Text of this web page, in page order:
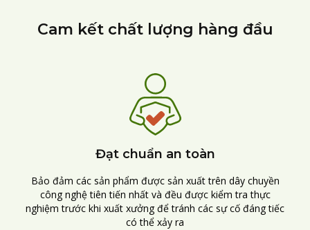
Cam kết chất lượng hàng đầu
Đạt chuẩn an toàn
Bảo đảm các sản phẩm được sản xuất trên dây chuyền
công nghệ tiên tiến nhất và đều được kiểm tra thực
nghiệm trước khi xuất xưởng để tránh các sự cố đáng tiếc
có thể xảy ra